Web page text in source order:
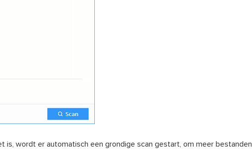
is, wordt er automatisch een grondige scan gestart, om meer bestanden